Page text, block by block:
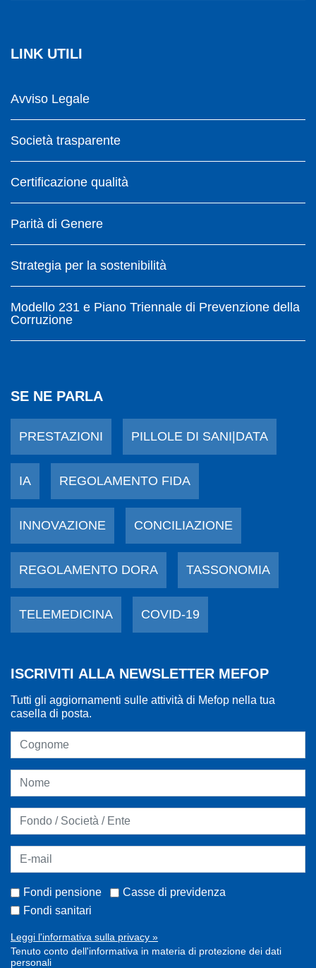
LINK UTILI
Avviso Legale
Società trasparente
Certificazione qualità
Parità di Genere
Strategia per la sostenibilità
Modello 231 e Piano Triennale di Prevenzione della
Corruzione
SE NE PARLA
PRESTAZIONI PILLOLE DI SANI|DATA
IA REGOLAMENTO FIDA
INNOVAZIONE CONCILIAZIONE
REGOLAMENTO DORA TASSONOMIA
TELEMEDICINA COVID-19
ISCRIVITI ALLA NEWSLETTER MEFOP
Tutti gli aggiornamenti sulle attività di Mefop nella tua
casella di posta.
Fondi pensione
Casse di previdenza
Fondi sanitari
Leggi l'informativa sulla privacy »
Tenuto conto dell'informativa in materia di protezione dei dati
personali